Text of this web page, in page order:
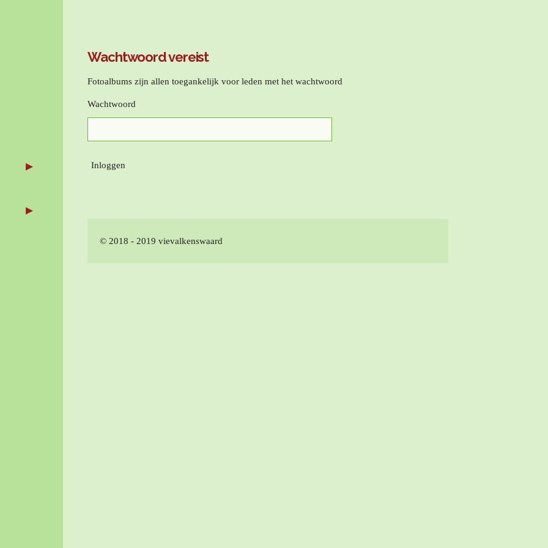
Wachtwoord vereist
Fotoalbums zijn allen toegankelijk voor leden met het wachtwoord
Wachtwoord
Inloggen
© 2018 - 2019 vievalkenswaard